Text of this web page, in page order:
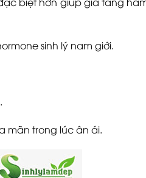
sinh lý nam giới.
mãn trong lúc ân ái.